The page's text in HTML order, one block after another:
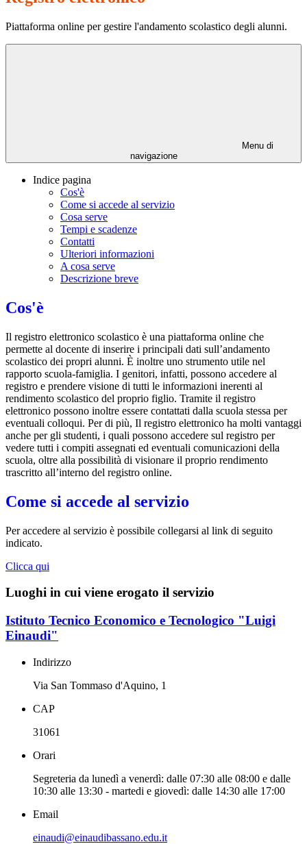
Piattaforma online per gestire l'andamento scolastico degli alunni.
Menu di
navigazione
Indice pagina
Cos'è
Come si accede al servizio
Cosa serve
Tempi e scadenze
Contatti
Ulteriori informazioni
A cosa serve
Descrizione breve
Cos'è
Il registro elettronico scolastico è una piattaforma online che
permette al docente di inserire i principali dati sull’andamento
scolastico dei propri alunni. È inoltre uno strumento utile nel
rapporto scuola-famiglia. I genitori, infatti, possono accedere al
registro e prendere visione di tutti le informazioni inerenti al
rendimento scolastico del proprio figlio. Tramite il registro
elettronico possono inoltre essere contattati dalla scuola stessa per
eventuali colloqui. Per di più, Il registro elettronico ha molti vantaggi
anche per gli studenti, i quali possono accedere sul registro per
vedere tutti i compiti assegnati ed eventuali comunicazioni della
scuola, oltre alla possibilità di visionare il proprio rendimento
trascritto all’interno del registro online.
Come si accede al servizio
Per accedere al servizio è possibile collegarsi al link di seguito
indicato.
Clicca qui
Luoghi in cui viene erogato il servizio
Istituto Tecnico Economico e Tecnologico "Luigi
Einaudi"
Indirizzo
Via San Tommaso d'Aquino, 1
CAP
31061
Orari
Segreteria da lunedì a venerdì: dalle 07:30 alle 08:00 e dalle
10:30 alle 13:30 - martedi e giovedì: dalle 14:30 alle 17:00
Email
einaudi@einaudibassano.edu.it